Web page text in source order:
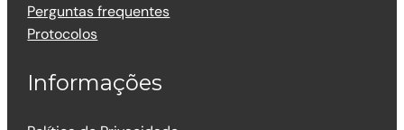
Perguntas frequentes
Protocolos
Informações